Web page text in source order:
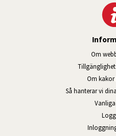
Om
Om kakor
Så hanterar vi